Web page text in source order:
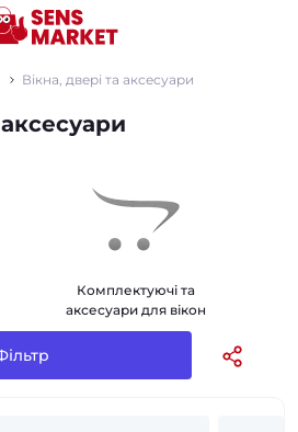
Вікна, двері та аксесуари
Комплектуючі та
аксесуари для вікон